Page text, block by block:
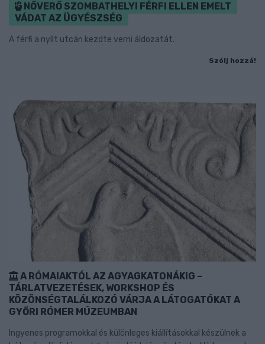
NŐVERŐ SZOMBATHELYI FÉRFI ELLEN EMELT
VÁDAT AZ ÜGYÉSZSÉG
A férfi a nyílt utcán kezdte verni áldozatát.
Szólj hozzá!
A RÓMAIAKTÓL AZ AGYAGKATONÁKIG –
TÁRLATVEZETÉSEK, WORKSHOP ÉS
KÖZÖNSÉGTALÁLKOZÓ VÁRJA A LÁTOGATÓKAT A
GYŐRI RÓMER MÚZEUMBAN
Ingyenes programokkal és különleges kiállításokkal készülnek a